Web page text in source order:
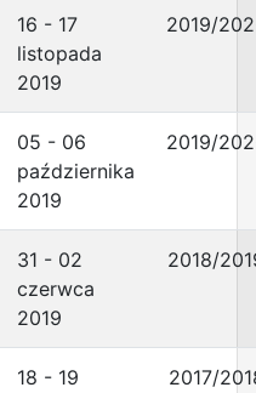
16 - 17
listopada
2019
2019/
05 - 06
października
2019
2019/
31 - 02
czerwca
2019
2018/
18 - 19
2017/